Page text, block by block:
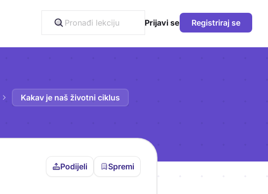
Prijavi se Registriraj se
Kakav je naš životni ciklus
Podijeli Spremi